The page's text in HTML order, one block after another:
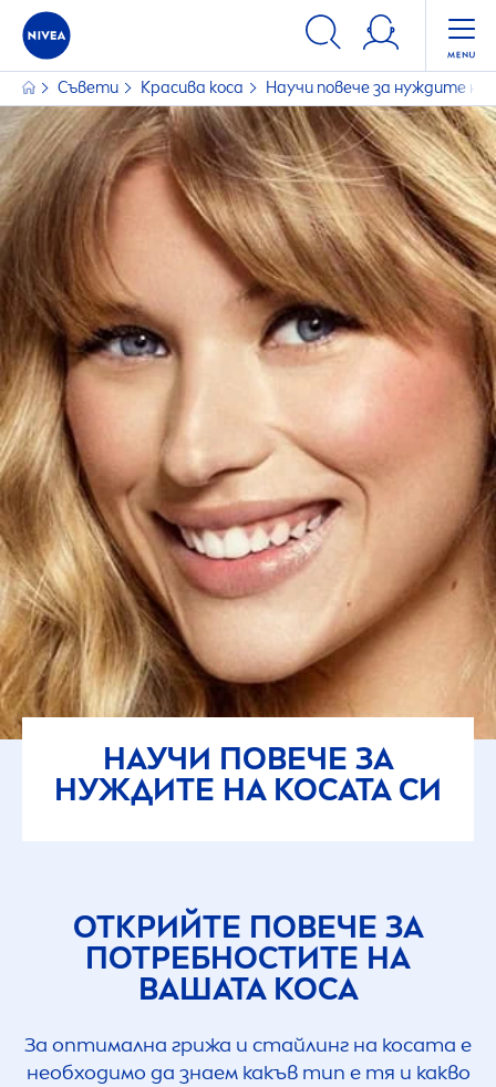
Съвети Красива коса Научи повече за нуждите на
НАУЧИ ПОВЕЧЕ ЗА
НУЖДИТЕ НА КОСАТА СИ
ОТКРИЙТЕ ПОВЕЧЕ ЗА
ПОТРЕБНОСТИТЕ НА
ВАШАТА КОСА
За оптимална грижа и стайлинг на косата е
необходимо да знаем какъв тип е тя и какво
ФИЛТРИ
ИЗБРАНИ ФИЛТРИ